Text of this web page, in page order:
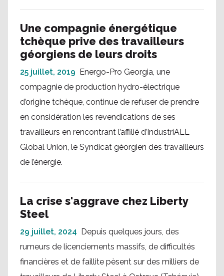
Une compagnie énergétique
tchèque prive des travailleurs
géorgiens de leurs droits
25 juillet, 2019 Energo-Pro Georgia, une
compagnie de production hydro-électrique
d’origine tchèque, continue de refuser de prendre
en considération les revendications de ses
travailleurs en rencontrant l’affilié d’IndustriALL
Global Union, le Syndicat géorgien des travailleurs
de l’énergie.
La crise s'aggrave chez Liberty
Steel
29 juillet, 2024 Depuis quelques jours, des
rumeurs de licenciements massifs, de difficultés
financières et de faillite pèsent sur des milliers de